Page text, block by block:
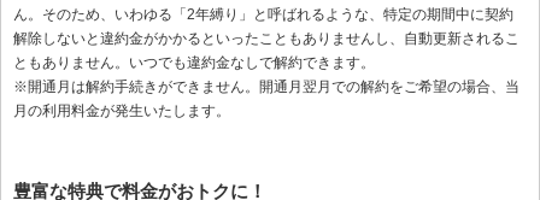
ん。そのため、いわゆる「2年縛り」と呼ばれるような、特定の期間中に契約
解除しないと違約金がかかるといったこともありませんし、自動更新されるこ
ともありません。いつでも違約金なしで解約できます。
※開通月は解約手続きができません。開通月翌月での解約をご希望の場合、当
月の利用料金が発生いたします。
豊富な特典で料金がおトクに！